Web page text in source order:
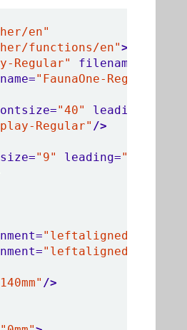
en"
functions/en">
Regular" filename=
"FaunaOne-Regular.ttf"
"40" leading=
Regular" />
"9" leading="14"
"leftaligned"
"leftaligned"
/>